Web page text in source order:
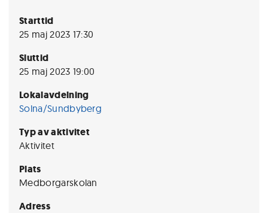
Starttid
25 maj 2023 17:30
Sluttid
25 maj 2023 19:00
Lokalavdelning
Solna/Sundbyberg
Typ av aktivitet
Aktivitet
Plats
Medborgarskolan
Adress